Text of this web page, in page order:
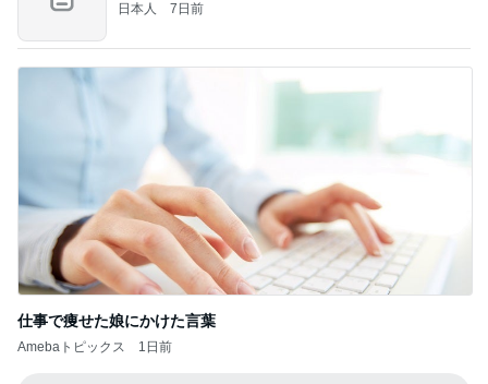
日本人 7日前
仕事で痩せた娘にかけた言葉
Amebaトピックス 1日前